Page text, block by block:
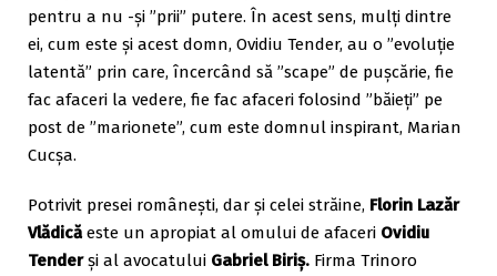
pentru a nu -și ”prii” putere. În acest sens, mulți dintre
ei, cum este și acest domn, Ovidiu Tender, au o ”evoluție
latentă” prin care, încercând să ”scape” de pușcărie, fie
fac afaceri la vedere, fie fac afaceri folosind ”băieți” pe
post de ”marionete”, cum este domnul inspirant, Marian
Cucșa.
Potrivit presei românești, dar și celei străine, Florin Lazăr
Vlădicăeste un apropiat al omului de afaceri Ovidiu
Tenderşi al avocatului Gabriel Biriş. Firma Trinoro